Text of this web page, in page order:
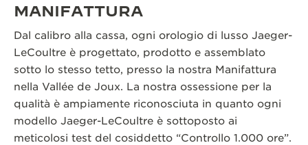
MANIFATTURA
Dal calibro alla cassa, ogni orologio di lusso Jaeger-
LeCoultre è progettato, prodotto e assemblato
sotto lo stesso tetto, presso la nostra Manifattura
nella Vallée de Joux. La nostra ossessione per la
qualità è ampiamente riconosciuta in quanto ogni
modello Jaeger-LeCoultre è sottoposto ai
meticolosi test del cosiddetto “Controllo 1.000 ore”.